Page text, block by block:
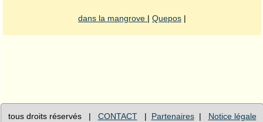
dans la mangrove | Quepos |
tous droits réservés | CONTACT| Partenaires| Notice légale